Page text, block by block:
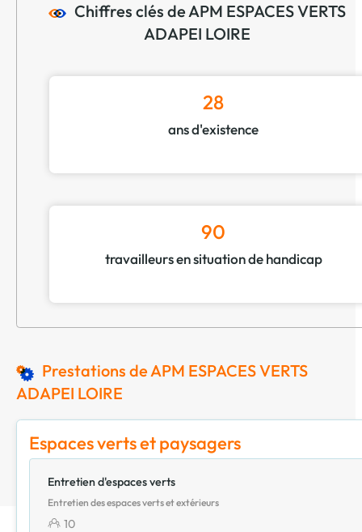
Chiffres clés de APM ESPACES VERTS
ADAPEI LOIRE
28
ans d'existence
90
travailleurs en situation de handicap
Prestations de APM ESPACES VERTS
ADAPEI LOIRE
Espaces verts et paysagers
Entretien d'espaces verts
Entretien des espaces verts et extérieurs
10